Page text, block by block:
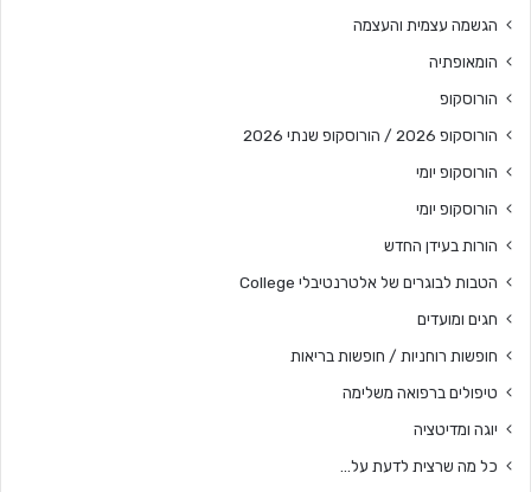
הגשמה עצמית והעצמה
הומאופתיה
הורוסקופ
הורוסקופ 2026 / הורוסקופ שנתי 2026
הורוסקופ יומי
הורוסקופ יומי
הורות בעידן החדש
הטבות לבוגרים של אלטרנטיבלי College
חגים ומועדים
חופשות רוחניות / חופשות בריאות
טיפולים ברפואה משלימה
יוגה ומדיטציה
כל מה שרצית לדעת על…